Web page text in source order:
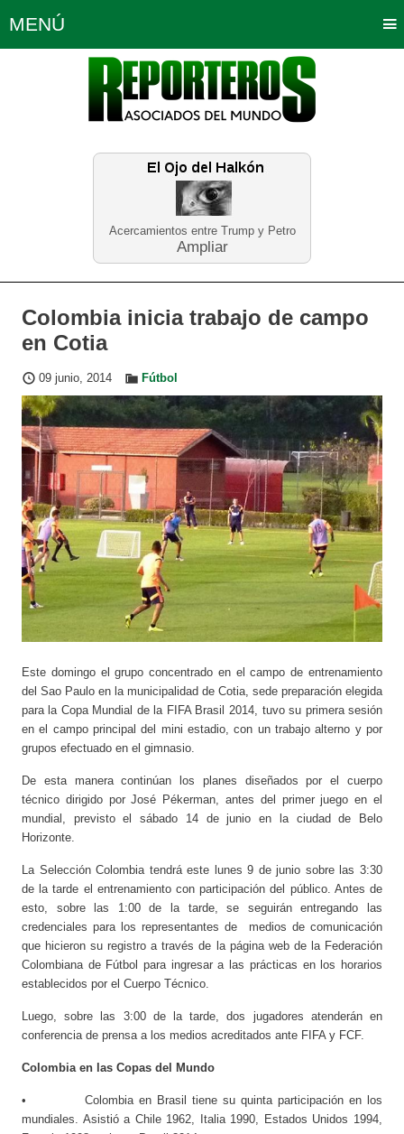
Acercamientos entre Trump y Petro
Ampliar
MENÚ
Política Opinión Bogotá
Planeta Tierra Deportes
Educación Neira
Colombia inicia trabajo de campo
en Cotia
09 junio, 2014 Fútbol
Este domingo el grupo concentrado en el campo de entrenamiento
del Sao Paulo en la municipalidad de Cotia, sede preparación elegida
para la Copa Mundial de la FIFA Brasil 2014, tuvo su primera sesión
en el campo principal del mini estadio, con un trabajo alterno y por
grupos efectuado en el gimnasio.
De esta manera continúan los planes diseñados por el cuerpo
técnico dirigido por José Pékerman, antes del primer juego en el
mundial, previsto el sábado 14 de junio en la ciudad de Belo
Horizonte.
La Selección Colombia tendrá este lunes 9 de junio sobre las 3:30
de la tarde el entrenamiento con participación del público. Antes de
esto, sobre las 1:00 de la tarde, se seguirán entregando las
credenciales para los representantes de medios de comunicación
que hicieron su registro a través de la página web de la Federación
Colombiana de Fútbol para ingresar a las prácticas en los horarios
establecidos por el Cuerpo Técnico.
Luego, sobre las 3:00 de la tarde, dos jugadores atenderán en
conferencia de prensa a los medios acreditados ante FIFA y FCF.
Colombia en las Copas del Mundo
• Colombia en Brasil tiene su quinta participación en los
mundiales. Asistió a Chile 1962, Italia 1990, Estados Unidos 1994,